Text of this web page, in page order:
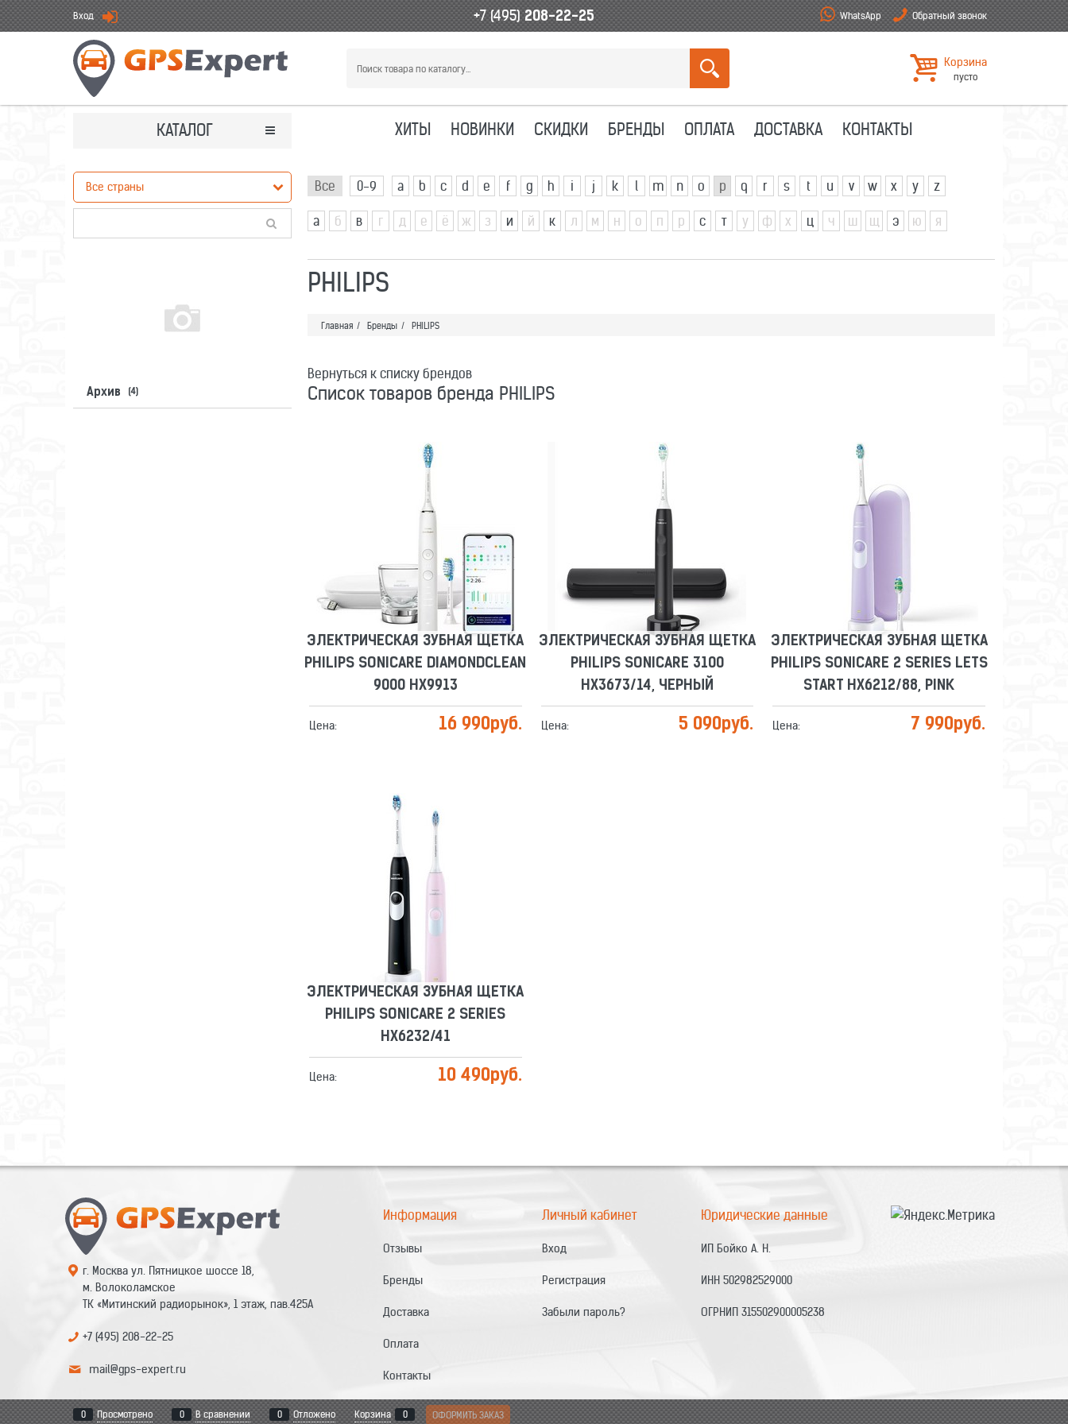
Вход +7 (495)208-22-25 WhatsApp Обратный звонок
Корзина
пусто
КАТАЛОГ ХИТЫ НОВИНКИ СКИДКИ БРЕНДЫ ОПЛАТА ДОСТАВКА КОНТАКТЫ
Все 0-9 a b c d e f g h i j k l m n o p q r s t u v w x y z
а б в г д е ё ж з и й к л м н о п р с т у ф х ц ч ш щ э ю я
Архив (4)
PHILIPS
Главная / Бренды / PHILIPS
Вернуться к списку брендов
Список товаров бренда PHILIPS
ЭЛЕКТРИЧЕСКАЯ ЗУБНАЯ ЩЕТКА
PHILIPS SONICARE DIAMONDCLEAN
9000 HX9913
Сравнить Отложить
ЭЛЕКТРИЧЕСКАЯ ЗУБНАЯ ЩЕТКА
PHILIPS SONICARE DIAMONDCLEAN
9000 HX9913
Цена: 16 990руб.
ЭЛЕКТРИЧЕСКАЯ ЗУБНАЯ ЩЕТКА
PHILIPS SONICARE 3100
HX3673/14, ЧЕРНЫЙ
Сравнить Отложить
ЭЛЕКТРИЧЕСКАЯ ЗУБНАЯ ЩЕТКА
PHILIPS SONICARE 3100
HX3673/14, ЧЕРНЫЙ
Цена: 5 090руб.
ЭЛЕКТРИЧЕСКАЯ ЗУБНАЯ ЩЕТКА
PHILIPS SONICARE 2 SERIES LETS
START HX6212/88, PINK
Сравнить
ЭЛЕКТРИЧЕСКАЯ ЗУБНАЯ ЩЕТКА
PHILIPS SONICARE 2 SERIES LETS
START HX6212/88, PINK
Цена: 7 990руб.
ЭЛЕКТРИЧЕСКАЯ ЗУБНАЯ ЩЕТКА
PHILIPS SONICARE 2 SERIES
HX6232/41
Сравнить Отложить
ЭЛЕКТРИЧЕСКАЯ ЗУБНАЯ ЩЕТКА
PHILIPS SONICARE 2 SERIES
HX6232/41
Цена: 10 490руб.
г. Москва ул. Пятницкое шоссе 18,
м. Волоколамское
ТК «Митинский радиорынок», 1 этаж, пав.425А
+7 (495) 208-22-25
mail@gps-expert.ru
Информация
Отзывы
Бренды
Доставка
Оплата
Контакты
Личный кабинет
Вход
Регистрация
Забыли пароль?
Юридические данные
ИП Бойко А. Н.
ИНН 502982529000
ОГРНИП 315502900005238
0 Просмотрено 0 В сравнении 0 Отложено Корзина 0 ОФОРМИТЬ ЗАКАЗ